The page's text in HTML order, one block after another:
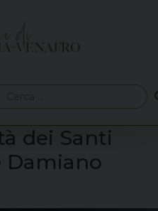
dei Santi
Damiano